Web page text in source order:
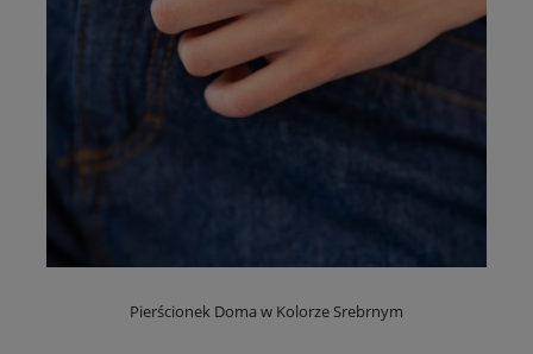
Pierścionek Doma w Kolorze Srebrnym